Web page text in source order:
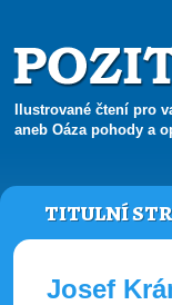
Ilustrované čtení pro
aneb Oáza pohody a
TITULNÍ
Josef